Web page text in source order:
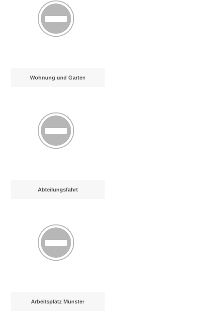
Wohnung und Garten
Abteilungsfahrt
Arbeitsplatz Münster